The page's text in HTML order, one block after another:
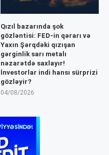
Qızıl bazarında şok
gözləntisi: FED-in qərarı və
Yaxın Şərqdəki qızışan
gərginlik sarı metalı
nəzarətdə saxlayır!
İnvestorlar indi hansı sürprizi
gözləyir?
04/08/2026